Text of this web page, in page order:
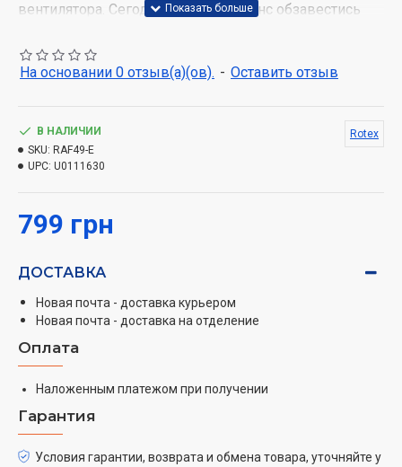
вентилятора. Сегодня у вас есть шанс обзавестись
предоставляет вам такую возможность. Знакомьтесь
– перед вами находиться модель под названием
установленные режимы и функции.
скоростных режимах, используя три 40-
кнопочным управлением, оснащена 60-минутным
возможным коллапсам. Модель оборудована
функцией автоповорота, которая освежит каждый
уголок вашей комнаты. Есть возможность
изменять угол наклона. Максимальная мощность
данной модели равна 40 Вт. Работайте со свежестью
вместе с Rotex RAF49-E!
На основании 0 отзыв(а)(ов). - Оставить отзыв
799 грн
В НАЛИЧИИ
SKU: RAF49-E
UPC: U0111630
Rotex
ДОСТАВКА
Новая почта - доставка курьером
Новая почта - доставка на отделение
Оплата
Наложенным платежом при получении
Гарантия
Условия гарантии, возврата и обмена товара, уточняйте у